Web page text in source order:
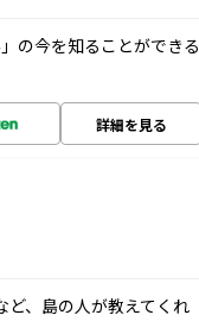
の今を知ることができる
詳細を見る
、島の人が教えてくれ